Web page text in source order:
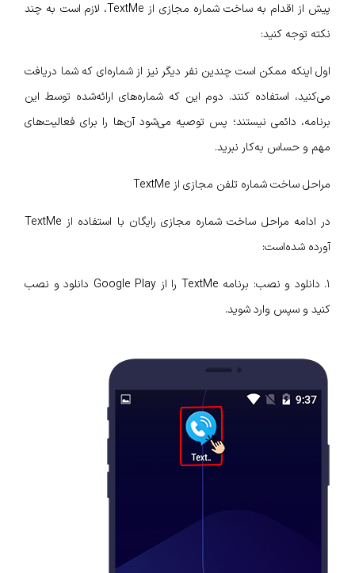
پیش از اقدام به ساخت شماره مجازی از TextMe، لازم است به چند
نکته توجه کنید:
اول اینکه ممکن است چندین نفر دیگر نیز از شماره‌ای که شما دریافت
می‌کنید، استفاده کنند. دوم این که شماره‌های ارائه‌شده توسط این
برنامه، دائمی نیستند؛ پس توصیه می‌شود آن‌ها را برای فعالیت‌های
مهم و حساس به‌کار نبرید.
مراحل ساخت شماره تلفن مجازی از TextMe
در ادامه مراحل ساخت شماره مجازی رایگان با استفاده از TextMe
آورده شده‌است:
١. دانلود و نصب: برنامه TextMe را از Google Play دانلود و نصب
کنید و سپس وارد شوید.